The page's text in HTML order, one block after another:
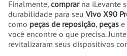
Finalmente, comprarna iLevante
durabilidade para seu Vivo X90
como peças de reposição, peças e
você encontre o que precisa.
revitalizaram seus dispositivos